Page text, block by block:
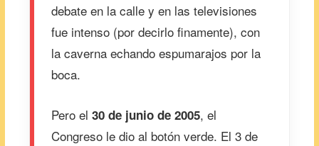
debate en la calle y en las televisiones
fue intenso (por decirlo finamente), con
la caverna echando espumarajos por la
boca.
Pero el30 de junio de 2005, el
Congreso le dio al botón verde. El 3 de